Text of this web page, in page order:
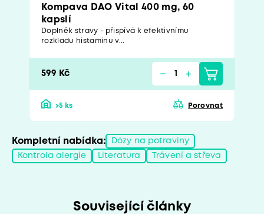
Kompava DAO Vital 400 mg, 60
kapslí
Doplněk stravy - přispívá k efektivnímu
rozkladu histaminu v...
599 Kč
>5 ks Porovnat
Kompletní nabídka: Dózy na potraviny
Kontrola alergie Literatura Trávení a střeva
Související články